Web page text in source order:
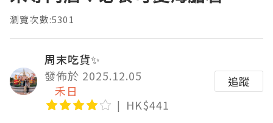
瀏覽次數:5301
周末吃貨✨
發佈於 2025.12.05
禾日
HK$441
追蹤